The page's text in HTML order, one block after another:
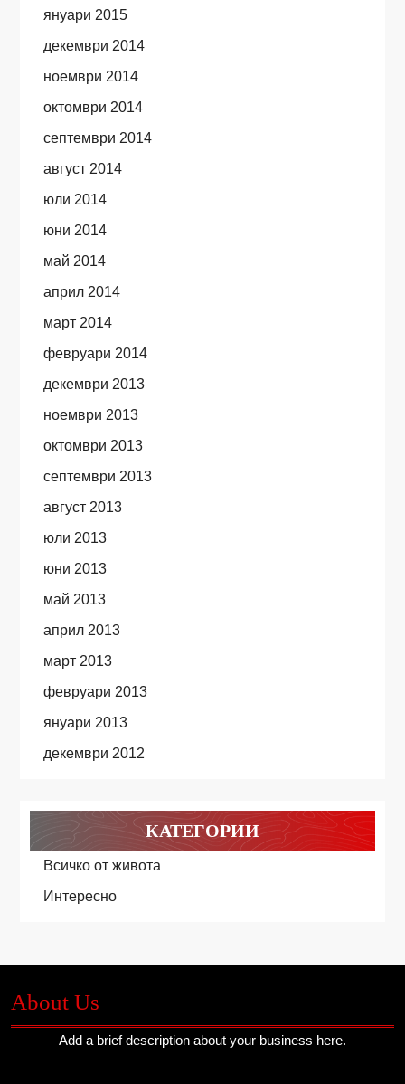
януари 2015
декември 2014
ноември 2014
октомври 2014
септември 2014
август 2014
юли 2014
юни 2014
май 2014
април 2014
март 2014
февруари 2014
декември 2013
ноември 2013
октомври 2013
септември 2013
август 2013
юли 2013
юни 2013
май 2013
април 2013
март 2013
февруари 2013
януари 2013
декември 2012
КАТЕГОРИИ
Всичко от живота
Интересно
About Us
Add a brief description about your business here.